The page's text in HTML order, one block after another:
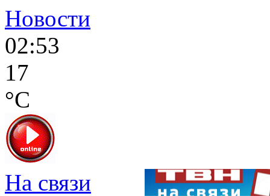
Новости
02:53
17
°C
На связи